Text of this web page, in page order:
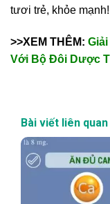
tươi trẻ, khỏe mạnh!
>>XEM THÊM:
Với Bộ Đôi Dược
Bài viết liên quan